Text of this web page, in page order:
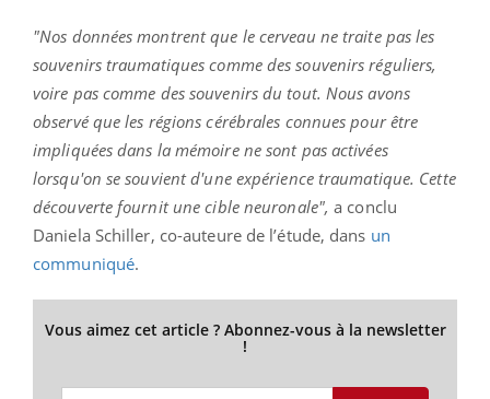
"Nos données montrent que le cerveau ne traite pas les
souvenirs traumatiques comme des souvenirs réguliers,
voire pas comme des souvenirs du tout. Nous avons
observé que les régions cérébrales connues pour être
impliquées dans la mémoire ne sont pas activées
lorsqu'on se souvient d'une expérience traumatique. Cette
découverte fournit une cible neuronale", a conclu
Daniela Schiller, co-auteure de l’étude, dans un
communiqué.
Vous aimez cet article ? Abonnez-vous à la newsletter
!